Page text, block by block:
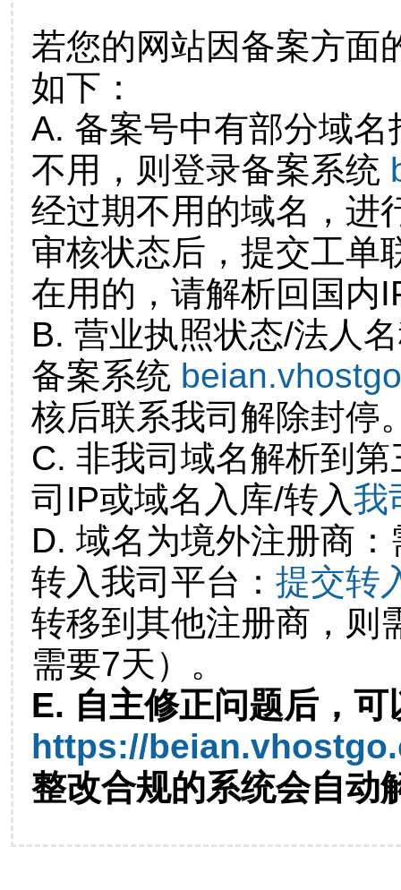
若您的网站因备案方面
如下：
A. 备案号中有部分域
不用，则登录备案系统
经过期不用的域名，进
审核状态后，提交工单
在用的，请解析回国内
B. 营业执照状态/法人
备案系统
核后联系我司解除封停
C. 非我司域名解析到
司IP或域名入库/转入我
D. 域名为境外注册商
转入我司平台： 提交转
转移到其他注册商，则
需要7天）。
E. 自主修正问题后，可
https://
整改合规的系统会自动